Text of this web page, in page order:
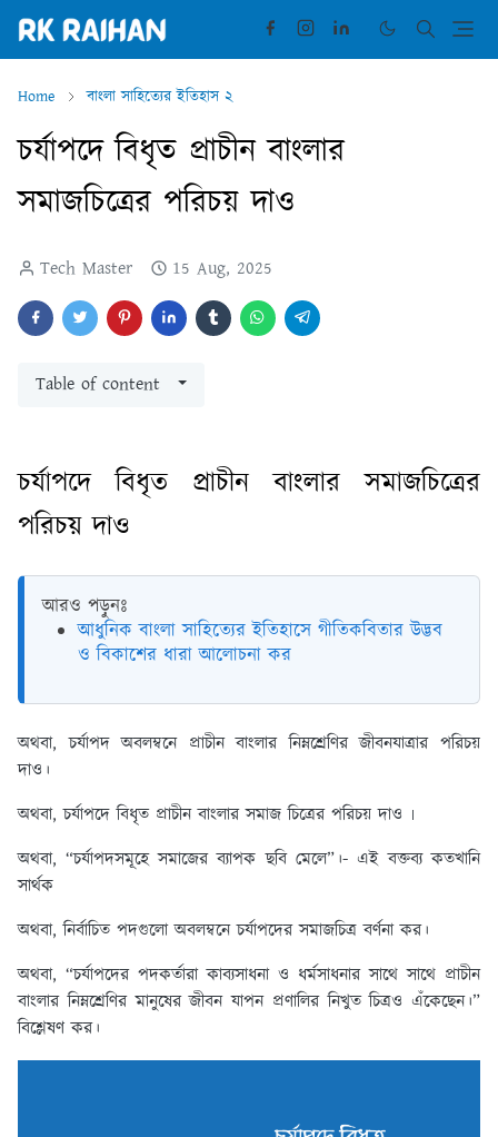
Home বাংলা সাহিত্যের ইতিহাস ২
চর্যাপদে বিধৃত প্রাচীন বাংলার
সমাজচিত্রের পরিচয় দাও
Tech Master 15 Aug, 2025
Table of content
চর্যাপদে বিধৃত প্রাচীন বাংলার সমাজচিত্রের
পরিচয় দাও
আরও পড়ুনঃ
আধুনিক বাংলা সাহিত্যের ইতিহাসে গীতিকবিতার উদ্ভব
ও বিকাশের ধারা আলোচনা কর
অথবা, চর্যাপদ অবলম্বনে প্রাচীন বাংলার নিম্নশ্রেণির জীবনযাত্রার পরিচয়
দাও।
অথবা, চর্যাপদে বিধৃত প্রাচীন বাংলার সমাজ চিত্রের পরিচয় দাও ৷
অথবা, “চর্যাপদসমূহে সমাজের ব্যাপক ছবি মেলে”।- এই বক্তব্য কতখানি
সার্থক
অথবা, নির্বাচিত পদগুলো অবলম্বনে চর্যাপদের সমাজচিত্র বর্ণনা কর।
অথবা, “চর্যাপদের পদকর্তারা কাব্যসাধনা ও ধর্মসাধনার সাথে সাথে প্রাচীন
বাংলার নিম্নশ্রেণির মানুষের জীবন যাপন প্রণালির নিখুত চিত্রও এঁকেছেন।”
বিশ্লেষণ কর।